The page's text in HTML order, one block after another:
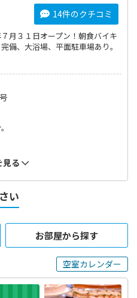
14件のクチコミ
月３１日オープン！朝食バイキ
備、大浴場、平面駐車場あり。
見る
い
お部屋から探す
空室カレンダー